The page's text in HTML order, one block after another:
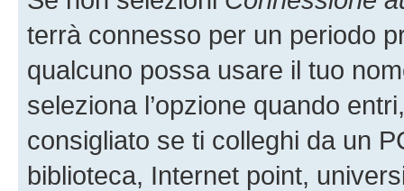
terrà connesso per un periodo
qualcuno possa usare il tuo
seleziona l’opzione quando
consigliato se ti colleghi da un
biblioteca, Internet point,